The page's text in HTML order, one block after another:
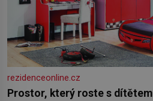
rezidenceonline.cz
Prostor, který roste s dítětem